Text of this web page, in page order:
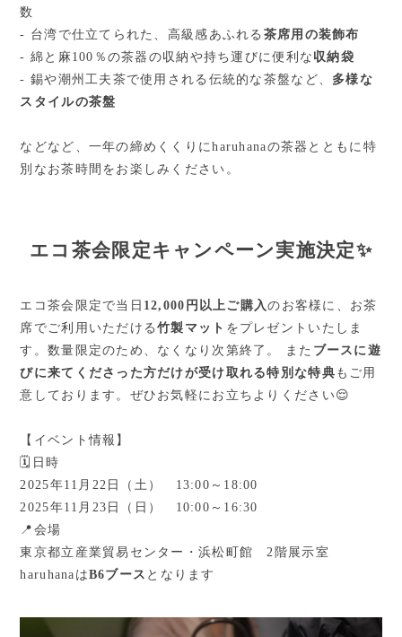
数
- 台湾で仕立てられた、高級感あふれる 茶席用の装飾布
- 綿と麻100％の茶器の収納や持ち運びに便利な 収納袋
- 錫や潮州工夫茶で使用される伝統的な茶盤など、 多様な
スタイルの茶盤
などなど、一年の締めくくりにharuhanaの茶器とともに特
別なお茶時間をお楽しみください。
エコ茶会限定キャンペーン実施決定✨
エコ茶会限定で当日 12,000円以上ご購入のお客様に、お茶
席でご利用いただける竹製マット をプレゼントいたしま
す。数量限定のため、なくなり次第終了。 また ブースに遊
びに来てくださった方だけが受け取れる特別な特典 もご用
意しております。 ぜひお気軽にお立ちよりください😌
【イベント情報】
🗓️日時
2025年11月22日（土） 13:00～18:00
2025年11月23日（日） 10:00～16:30
📍会場
東京都立産業貿易センター・浜松町館 2階展示室
haruhanaはB6ブース となります